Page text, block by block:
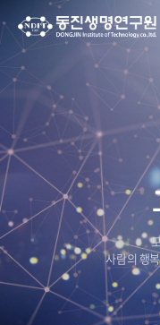
사람의 행